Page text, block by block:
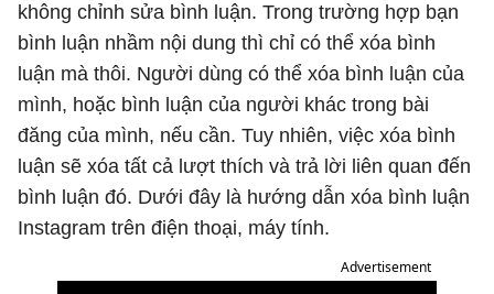
không chỉnh sửa bình luận. Trong trường hợp bạn
bình luận nhầm nội dung thì chỉ có thể xóa bình
luận mà thôi. Người dùng có thể xóa bình luận của
mình, hoặc bình luận của người khác trong bài
đăng của mình, nếu cần. Tuy nhiên, việc xóa bình
luận sẽ xóa tất cả lượt thích và trả lời liên quan đến
bình luận đó. Dưới đây là hướng dẫn xóa bình luận
Instagram trên điện thoại, máy tính.
Advertisement